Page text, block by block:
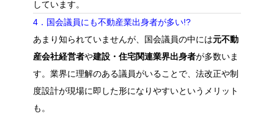
しています。
4．国会議員にも不動産業出身者が多い!?
あまり知られていませんが、国会議員の中には元不動
産会社経営者や建設・住宅関連業界出身者が多数いま
す。業界に理解のある議員がいることで、法改正や制
度設計が現場に即した形になりやすいというメリット
も。